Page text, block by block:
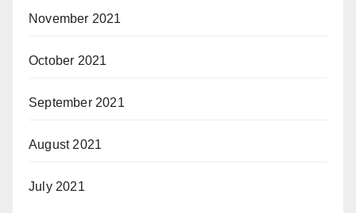
November 2021
October 2021
September 2021
August 2021
July 2021